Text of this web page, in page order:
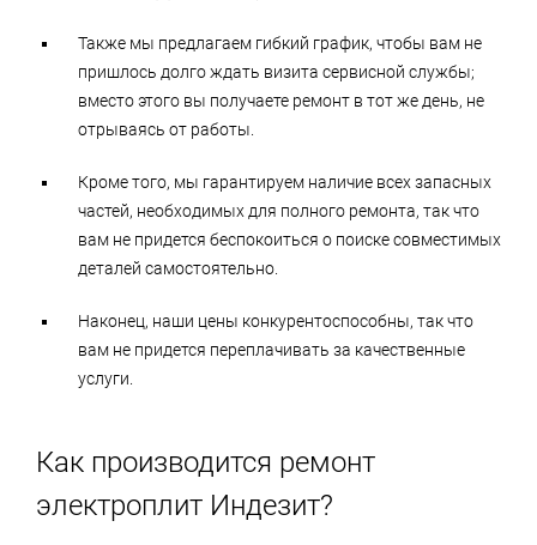
Также мы предлагаем гибкий график, чтобы вам не
пришлось долго ждать визита сервисной службы;
вместо этого вы получаете ремонт в тот же день, не
отрываясь от работы.
Кроме того, мы гарантируем наличие всех запасных
частей, необходимых для полного ремонта, так что
вам не придется беспокоиться о поиске совместимых
деталей самостоятельно.
Наконец, наши цены конкурентоспособны, так что
вам не придется переплачивать за качественные
услуги.
Как производится ремонт
электроплит Индезит?